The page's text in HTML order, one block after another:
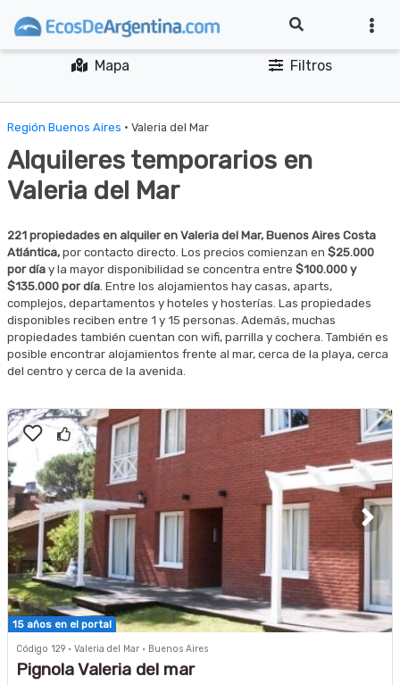
Mapa Filtros
Región Buenos Aires · Valeria del Mar
Alquileres temporarios en
Valeria del Mar
221 propiedades en alquiler en Valeria del Mar, Buenos Aires Costa
Atlántica, por contacto directo. Los precios comienzan en $25.000
por día y la mayor disponibilidad se concentra entre $100.000 y
$135.000 por día. Entre los alojamientos hay casas, aparts,
complejos, departamentos y hoteles y hosterías. Las propiedades
disponibles reciben entre 1 y 15 personas. Además, muchas
propiedades también cuentan con wifi, parrilla y cochera. También es
posible encontrar alojamientos frente al mar, cerca de la playa, cerca
del centro y cerca de la avenida.
15 años en el portal
Código 129 · Valeria del Mar · Buenos Aires
Pignola Valeria del mar